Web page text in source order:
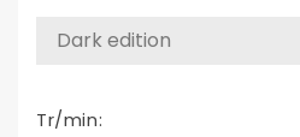
Tr/min: